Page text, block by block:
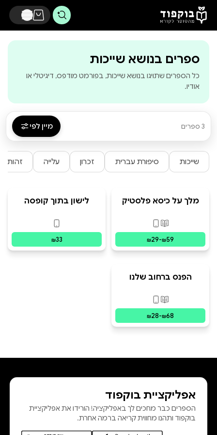
דלג לתוכן הראשי
ספרים בנושא שייכות
כל הספרים שתויגו בנושא שייכות, בפורמט מודפס, דיגיטלי או
אודיו.
3 ספרים מיין לפי
שייכות סיפורת עברית זכרון עלייה זהות
מלך על כיסא פלסטיק
פורמטים זמינים מודפס, דיגיטלי
₪29-₪59
לישון בתוך קופסה
פורמטים זמינים
₪33
הפנס ברחוב שלנו
פורמטים זמינים
₪28-₪68
אפליקציית בוקפוד
הספרים כבר מחכים לך באפליקציה! הורידו את אפליקציית
בוקפוד ותהנו מחווית קריאה ברמה אחרת.